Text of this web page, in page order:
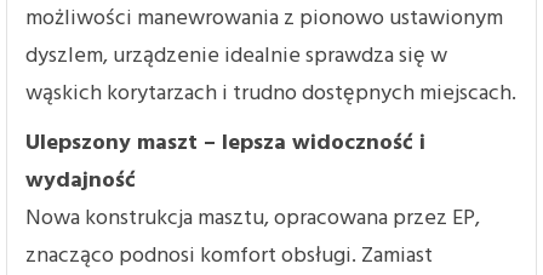
możliwości manewrowania z pionowo ustawionym
dyszlem, urządzenie idealnie sprawdza się w
wąskich korytarzach i trudno dostępnych miejscach.
Ulepszony maszt – lepsza widoczność i
wydajność
Nowa konstrukcja masztu, opracowana przez EP,
znacząco podnosi komfort obsługi. Zamiast